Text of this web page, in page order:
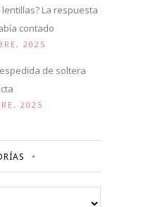
La respuesta
contado
2025
de soltera
2025